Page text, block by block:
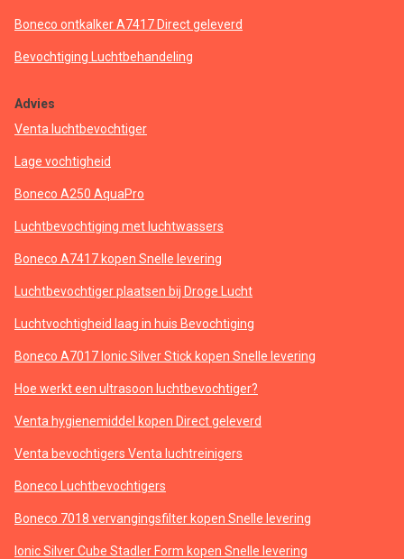
Boneco ontkalker A7417 Direct geleverd
Bevochtiging Luchtbehandeling
Advies
Venta luchtbevochtiger
Lage vochtigheid
Boneco A250 AquaPro
Luchtbevochtiging met luchtwassers
Boneco A7417 kopen Snelle levering
Luchtbevochtiger plaatsen bij Droge Lucht
Luchtvochtigheid laag in huis Bevochtiging
Boneco A7017 Ionic Silver Stick kopen Snelle levering
Hoe werkt een ultrasoon luchtbevochtiger?
Venta hygienemiddel kopen Direct geleverd
Venta bevochtigers Venta luchtreinigers
Boneco Luchtbevochtigers
Boneco 7018 vervangingsfilter kopen Snelle levering
Ionic Silver Cube Stadler Form kopen Snelle levering